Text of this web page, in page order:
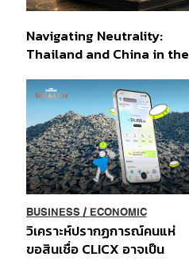
Navigating Neutrality:
Thailand and China in the
Order
BUSINESS/ ECONOMIC
วิเคราะห์ปรากฏการณ์คนแห่
ขอสินเชื่อ CLICX อาจเป็น